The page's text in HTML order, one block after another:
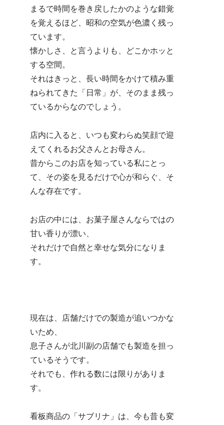
まるで時間を巻き戻したかのような錯覚
を覚えるほど、昭和の空気が色濃く残っ
ています。
懐かしさ、と言うよりも、どこかホッと
する空間。
それはきっと、長い時間をかけて積み重
ねられてきた「日常」が、そのまま残っ
ているからなのでしょう。
店内に入ると、いつも変わらぬ笑顔で迎
えてくれるお父さんとお母さん。
昔からこのお店を知っている私にとっ
て、その姿を見るだけで心が和らぐ、そ
んな存在です。
お店の中には、お菓子屋さんならではの
甘い香りが漂い、
それだけで自然と幸せな気分になりま
す。
現在は、店舗だけでの製造が追いつかな
いため、
息子さんが北川副の店舗でも製造を担っ
ているそうです。
それでも、作れる数には限りがありま
す。
看板商品の「サブリナ」は、今も昔も変